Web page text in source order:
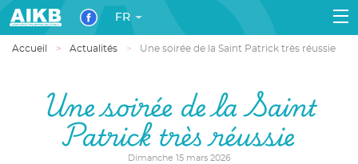
FR
Accueil Actualités Une soirée de la Saint Patrick très réussie
Une soirée de la Saint
Patrick très réussie
Dimanche 15 mars 2026